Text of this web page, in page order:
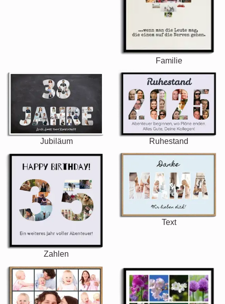
Familie
Jubiläum Ruhestand
Zahlen
Text